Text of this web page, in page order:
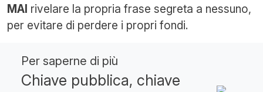
MAI rivelare la propria frase segreta a nessuno,
per evitare di perdere i propri fondi.
Per saperne di più
Chiave pubblica, chiave